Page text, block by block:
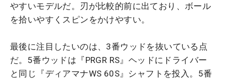
やすいモデルだ。刃が比較的前に出ており、ボール
を拾いやすくスピンをかけやすい。
最後に注目したいのは、3番ウッドを抜いている点
だ。5番ウッドは『PRGR RS』ヘッドにドライバー
と同じ『ディアマナWS 60S』シャフトを投入。5番